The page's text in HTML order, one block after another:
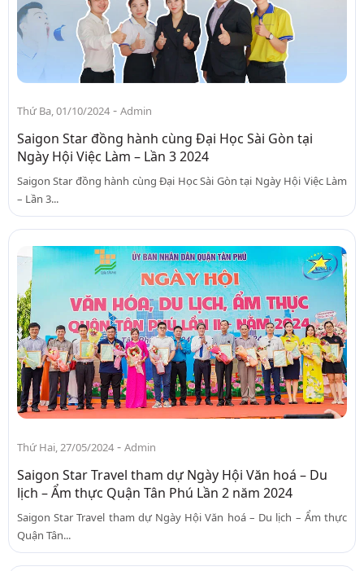
Thứ Ba, 01/10/2024 - Admin
Saigon Star đồng hành cùng Đại Học Sài Gòn tại
Ngày Hội Việc Làm – Lần 3 2024
Saigon Star đồng hành cùng Đại Học Sài Gòn tại Ngày Hội Việc Làm
– Lần 3...
Thứ Hai, 27/05/2024 - Admin
Saigon Star Travel tham dự Ngày Hội Văn hoá – Du
lịch – Ẩm thực Quận Tân Phú Lần 2 năm 2024
Saigon Star Travel tham dự Ngày Hội Văn hoá – Du lịch – Ẩm thực
Quận Tân...